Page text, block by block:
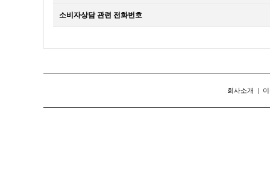
소비자상담 관련 전화번호
회사소개 |